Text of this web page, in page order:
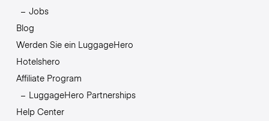
Jobs
Blog
Werden Sie ein LuggageHero
Hotelshero
Affiliate Program
LuggageHero Partnerships
Help Center